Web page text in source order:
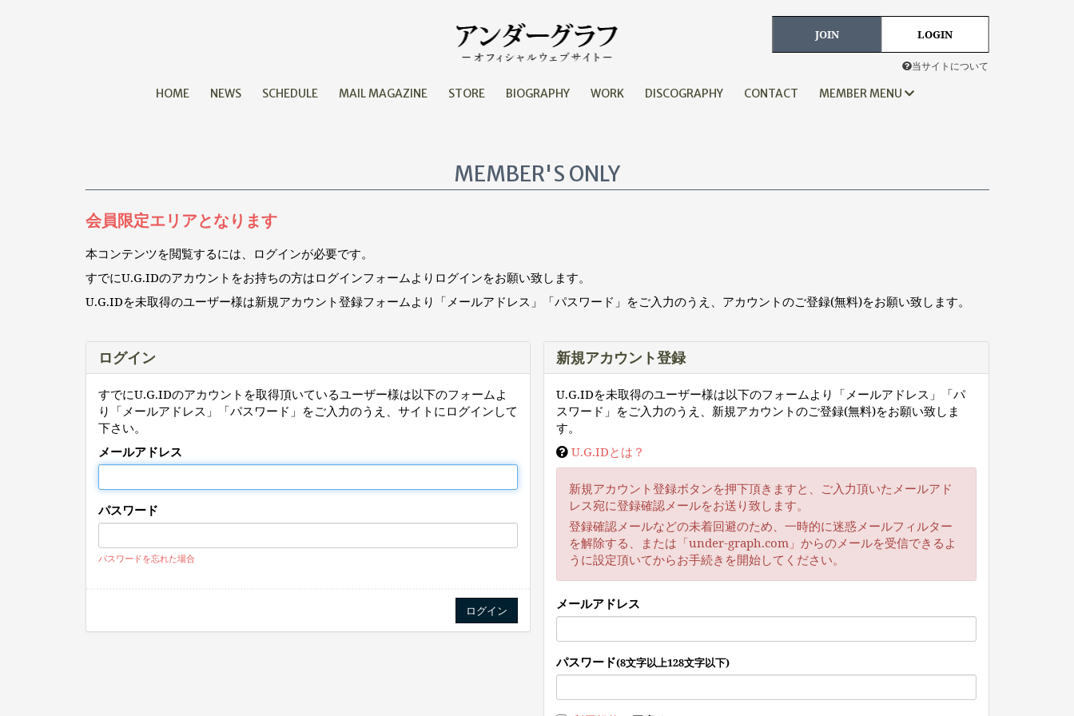
JOIN LOGIN
当サイトについて
HOME NEWS SCHEDULE MAIL MAGAZINE STORE BIOGRAPHY WORK DISCOGRAPHY CONTACT MEMBER MENU
MEMBER'S ONLY
会員限定エリアとなります
本コンテンツを閲覧するには、ログインが必要です。
すでにU.G.IDのアカウントをお持ちの方はログインフォームよりログインをお願い致します。
U.G.IDを未取得のユーザー様は新規アカウント登録フォームより「メールアドレス」「パスワード」をご入力のうえ、アカウントのご登録(無料)をお願い致します。
ログイン
すでにU.G.IDのアカウントを取得頂いているユーザー様は以下のフォームよ
り「メールアドレス」「パスワード」をご入力のうえ、サイトにログインして
下さい。
メールアドレス
パスワード
パスワードを忘れた場合
新規アカウント登録
U.G.IDを未取得のユーザー様は以下のフォームより「メールアドレス」「パ
スワード」をご入力のうえ、新規アカウントのご登録(無料)をお願い致しま
す。
U.G.IDとは？
新規アカウント登録ボタンを押下頂きますと、ご入力頂いたメールアド
レス宛に登録確認メールをお送り致します。
登録確認メールなどの未着回避のため、一時的に迷惑メールフィルター
を解除する、または「under-graph.com」からのメールを受信できるよ
うに設定頂いてからお手続きを開始してください。
メールアドレス
パスワード(8文字以上128文字以下)